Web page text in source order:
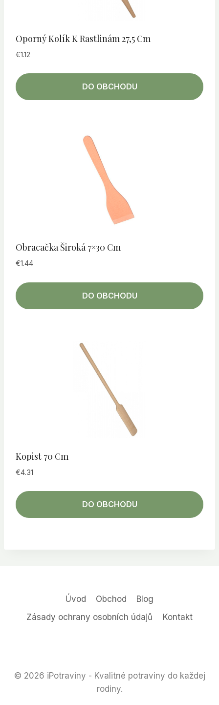
Oporný Kolík K Rastlinám 27,5 Cm
€1.12
DO OBCHODU
Obracačka Široká 7×30 Cm
€1.44
DO OBCHODU
Kopist 70 Cm
€4.31
DO OBCHODU
Úvod Obchod
Blog
Zásady ochrany osobních údajů
Kontakt
© 2026 iPotraviny - Kvalitné potraviny do každej
rodiny.